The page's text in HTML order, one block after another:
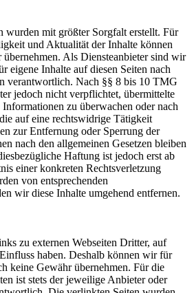
wurden mit größter Sorgfalt erstellt. Für
und Aktualität der Inhalte können
Als Diensteanbieter sind wir
eigene Inhalte auf diesen Seiten nach
verantwortlich. Nach §§ 8 bis 10 TMG
jedoch nicht verpflichtet, übermittelte
zu überwachen oder nach
auf eine rechtswidrige Tätigkeit
zur Entfernung oder Sperrung der
nach den allgemeinen Gesetzen bleiben
Haftung ist jedoch erst ab
einer konkreten Rechtsverletzung
von entsprechenden
wir diese Inhalte umgehend entfernen.
zu externen Webseiten Dritter, auf
haben. Deshalb können wir für
keine Gewähr übernehmen. Für die
ist stets der jeweilige Anbieter oder